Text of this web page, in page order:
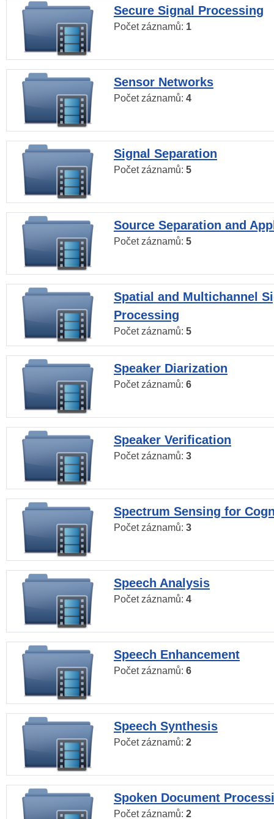
Secure Signal Processing
Počet záznamů: 1
Sensor Networks
Počet záznamů: 4
Signal Separation
Počet záznamů: 5
Source Separation and
Počet záznamů: 5
Spatial and Multichannel
Processing
Počet záznamů: 5
Speaker Diarization
Počet záznamů: 6
Speaker Verification
Počet záznamů: 3
Spectrum Sensing for
Počet záznamů: 3
Speech Analysis
Počet záznamů: 4
Speech Enhancement
Počet záznamů: 6
Speech Synthesis
Počet záznamů: 2
Spoken Document
Počet záznamů: 2